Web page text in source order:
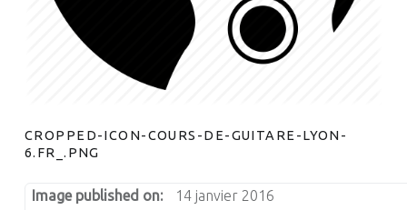
CROPPED-ICON-COURS-DE-GUITARE-LYON-
6.FR_.PNG
Image published on:
14 janvier 2016